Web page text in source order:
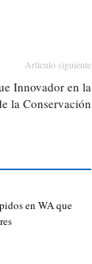
Artículo siguiente
Innovador en la
la Conservación
en WA que